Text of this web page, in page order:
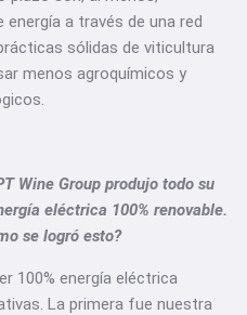
a través de una red
sólidas de viticultura
menos agroquímicos y
Wine Group produjo todo su
eléctrica 100% renovable.
se logró esto?
100% energía eléctrica
La primera fue nuestra